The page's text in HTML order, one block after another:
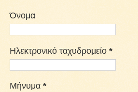
Όνομα
Ηλεκτρονικό ταχυδρομείο *
Μήνυμα *